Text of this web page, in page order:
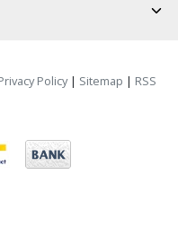
Policy| Sitemap | RSS